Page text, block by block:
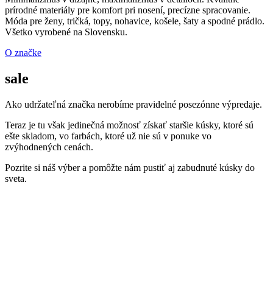
prírodné materiály pre komfort pri nosení, precízne spracovanie.
Móda pre ženy, tričká, topy, nohavice, košele, šaty a spodné prádlo.
Všetko vyrobené na Slovensku.
O značke
sale
Ako udržateľná značka nerobíme pravidelné posezónne výpredaje.
Teraz je tu však jedinečná možnosť získať staršie kúsky, ktoré sú
ešte skladom, vo farbách, ktoré už nie sú v ponuke vo
zvýhodnených cenách.
Pozrite si náš výber a pomôžte nám pustiť aj zabudnuté kúsky do
sveta.